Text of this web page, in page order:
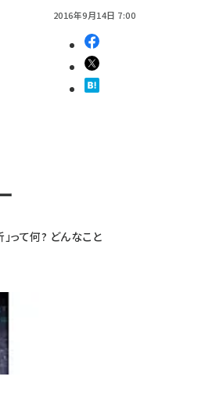
2016年9月14日 7:00
」って何? どんなこと